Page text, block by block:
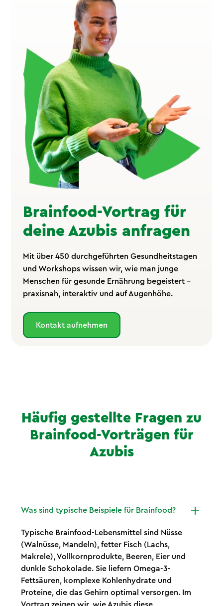
Brainfood-Vortrag für
deine Azubis anfragen
Mit über 450 durchgeführten Gesundheitstagen
und Workshops wissen wir, wie man junge
Menschen für gesunde Ernährung begeistert –
praxisnah, interaktiv und auf Augenhöhe.
Kontakt aufnehmen
Häufig gestellte Fragen zu
Brainfood-Vorträgen für
Azubis
Was sind typische Beispiele für Brainfood?
Typische Brainfood-Lebensmittel sind Nüsse
(Walnüsse, Mandeln), fetter Fisch (Lachs,
Makrele), Vollkornprodukte, Beeren, Eier und
dunkle Schokolade. Sie liefern Omega-3-
Fettsäuren, komplexe Kohlenhydrate und
Proteine, die das Gehirn optimal versorgen. Im